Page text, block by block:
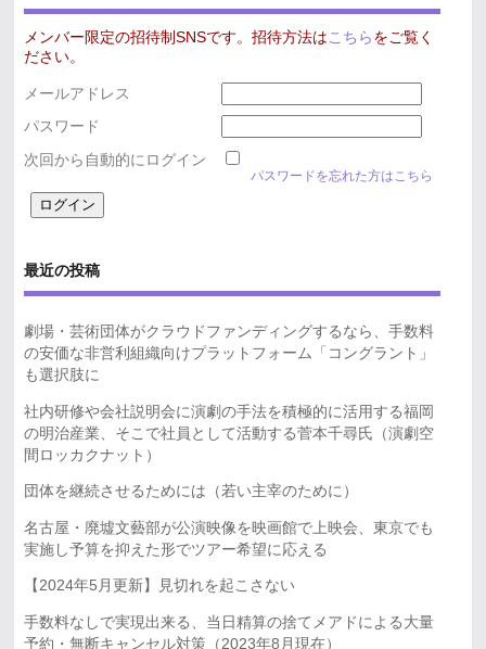
メンバー限定の招待制SNSです。招待方法は こちら をご覧く
ださい。
メールアドレス
パスワード
次回から自動的にログイン
パスワードを忘れた方はこちら
最近の投稿
劇場・芸術団体がクラウドファンディングするなら、手数料
の安価な非営利組織向けプラットフォーム「コングラント」
も選択肢に
社内研修や会社説明会に演劇の手法を積極的に活用する福岡
の明治産業、そこで社員として活動する菅本千尋氏（演劇空
間ロッカクナット）
団体を継続させるためには（若い主宰のために）
名古屋・廃墟文藝部が公演映像を映画館で上映会、東京でも
実施し予算を抑えた形でツアー希望に応える
【2024年5月更新】見切れを起こさない
手数料なしで実現出来る、当日精算の捨てメアドによる大量
予約・無断キャンセル対策（2023年8月現在）